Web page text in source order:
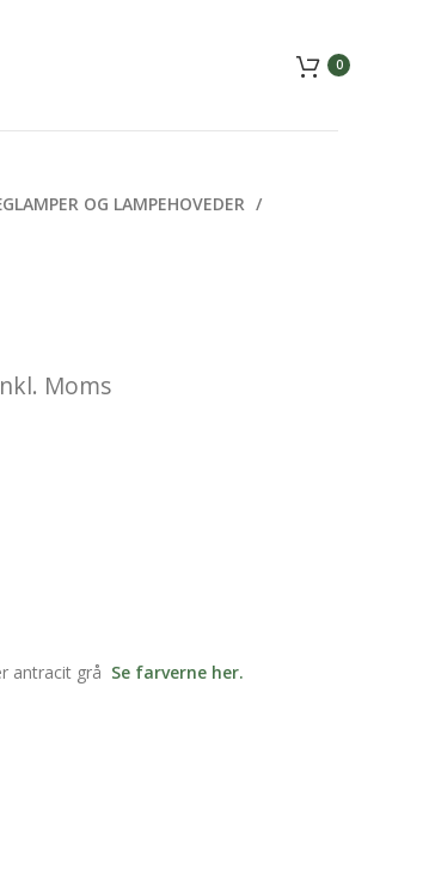
0
OG LAMPEHOVEDER
Moms
antracit grå Se farverne her.